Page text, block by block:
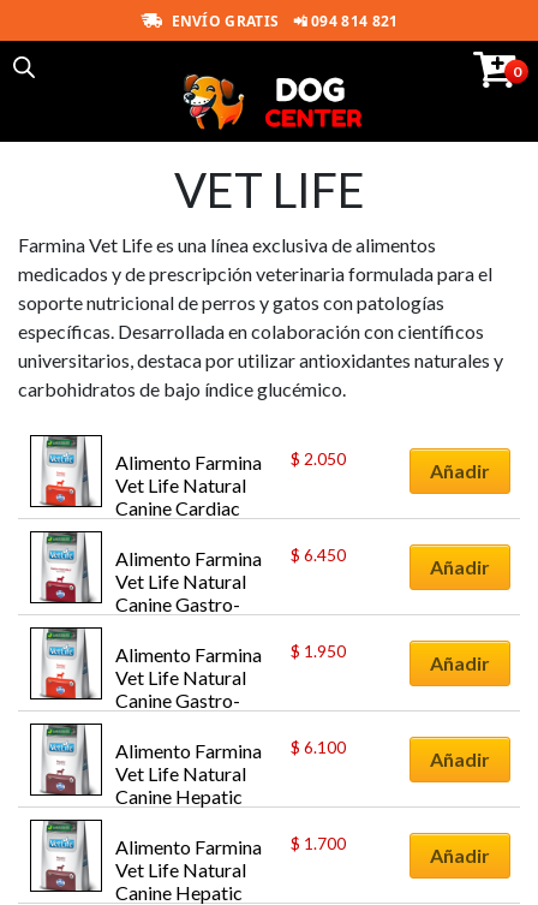
ENVÍO GRATIS 📲 094 814 821
0
VET LIFE
Farmina Vet Life es una línea exclusiva de alimentos
medicados y de prescripción veterinaria formulada para el
soporte nutricional de perros y gatos con patologías
específicas. Desarrollada en colaboración con científicos
universitarios, destaca por utilizar antioxidantes naturales y
carbohidratos de bajo índice glucémico.
Alimento Farmina
Vet Life Natural
Canine Cardiac
$ 2.050
Añadir
Alimento Farmina
Vet Life Natural
Canine Gastro-
Perros 10K
$ 6.450
Añadir
Alimento Farmina
Vet Life Natural
Canine Gastro-
Perros 2K
$ 1.950
Añadir
Alimento Farmina
Vet Life Natural
Canine Hepatic
$ 6.100
Añadir
Alimento Farmina
Vet Life Natural
Canine Hepatic
$ 1.700
Añadir